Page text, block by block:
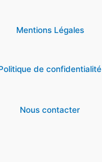
Mentions Légales
de confidentialité
Nous contacter